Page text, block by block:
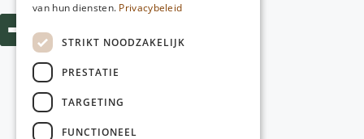
van hun diensten. Privacybeleid
STRIKT NOODZAKELIJK
PRESTATIE
TARGETING
FUNCTIONEEL